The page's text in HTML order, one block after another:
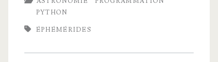
PYTHON
ÉPHÉMÉRIDES